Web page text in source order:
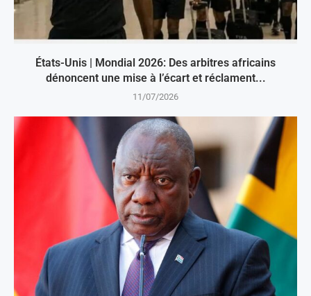
États-Unis | Mondial 2026: Des arbitres africains
dénoncent une mise à l’écart et réclament...
11/07/2026